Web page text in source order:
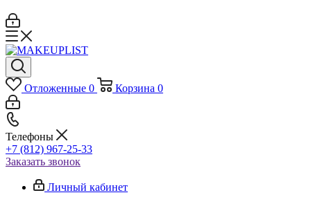
Отложенные 0 Корзина 0
Телефоны
+7 (812) 967-25-33
Заказать звонок
Личный кабинет